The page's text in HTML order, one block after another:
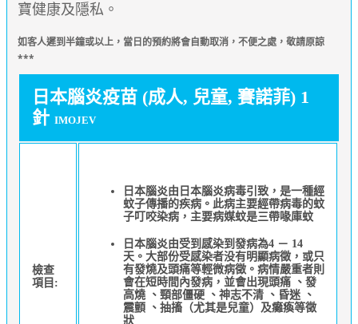
寶健康及隱私。
如客人遲到半鐘或以上，當日的預約將會自動取消，不便之處，敬請原諒
***
日本腦炎疫苗 (成人, 兒童, 賽諾菲) 1
針IMOJEV
檢查
項目:
日本腦炎由日本腦炎病毒引致，是一種經
蚊子傳播的疾病。此病主要經帶病毒的蚊
子叮咬染病，主要病媒蚊是三帶喙庫蚊
日本腦炎由受到感染到發病為4 － 14
天。大部份受感染者没有明顯病徵，或只
有發燒及頭痛等輕微病徵。病情嚴重者則
會在短時間內發病，並會出現頭痛 、發
高燒 、頸部僵硬 、神志不清 、昏迷 、
震顫 、抽搐（尤其是兒童）及癱瘓等徵
狀